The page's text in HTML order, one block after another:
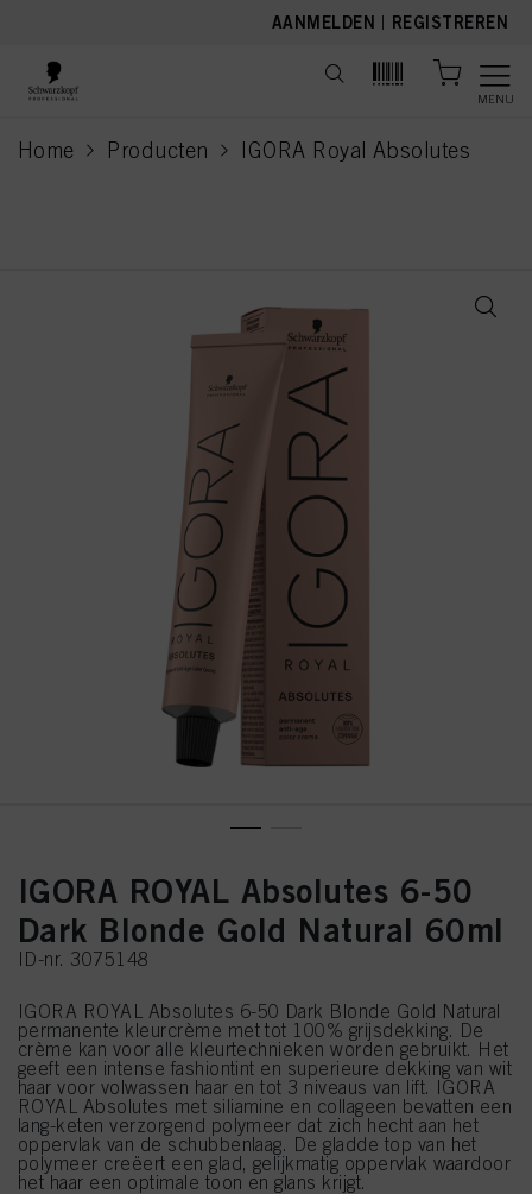
AANMELDEN | REGISTREREN
MENU
Home Producten IGORA Royal Absolutes
current page
IGORA ROYAL Absolutes 6-50
Dark Blonde Gold Natural 60ml
ID-nr. 3075148
IGORA ROYAL Absolutes 6-50 Dark Blonde Gold Natural
permanente kleurcrème met tot 100% grijsdekking. De
crème kan voor alle kleurtechnieken worden gebruikt. Het
geeft een intense fashiontint en superieure dekking van wit
haar voor volwassen haar en tot 3 niveaus van lift. IGORA
ROYAL Absolutes met siliamine en collageen bevatten een
lang-keten verzorgend polymeer dat zich hecht aan het
oppervlak van de schubbenlaag. De gladde top van het
polymeer creëert een glad, gelijkmatig oppervlak waardoor
het haar een optimale toon en glans krijgt.